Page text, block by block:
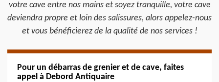
votre cave entre nos mains et soyez tranquille, votre cave
deviendra propre et loin des salissures, alors appelez-nous
et vous bénéficierez de la qualité de nos services !
Pour un débarras de grenier et de cave, faites
appel à Debord Antiquaire